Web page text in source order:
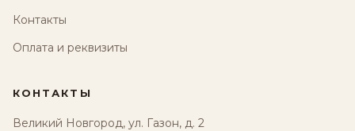
Контакты
Оплата и реквизиты
КОНТАКТЫ
Великий Новгород, ул. Газон, д. 2